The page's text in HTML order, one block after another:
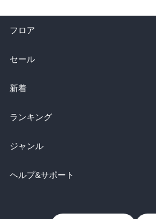
フロア
総合
ラノベ
雑誌・グラビア
BL・TL
セール
総合
ラノベ
雑誌・グラビア
BL・TL
新着
総合
ラノベ
雑誌・グラビア
ランキング
総合
ラノベ
ジャンル
コミック
ヘルプ&サポート